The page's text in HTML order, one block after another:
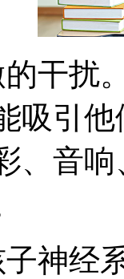
扰。
吸引
、音
经系